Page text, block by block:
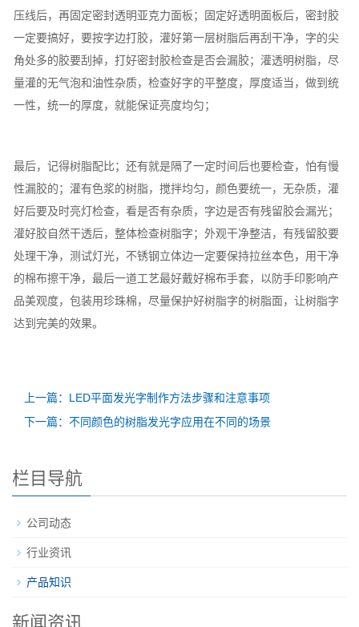
压线后，再固定密封透明亚克力面板；固定好透明面板后，密封胶
一定要搞好，要按字边打胶，灌好第一层树脂后再刮干净，字的尖
角处多的胶要刮掉，打好密封胶检查是否会漏胶；灌透明树脂，尽
量灌的无气泡和油性杂质，检查好字的平整度，厚度适当，做到统
一性，统一的厚度，就能保证亮度均匀；
最后，记得树脂配比；还有就是隔了一定时间后也要检查，怕有慢
性漏胶的；灌有色浆的树脂，搅拌均匀，颜色要统一，无杂质，灌
好后要及时亮灯检查，看是否有杂质，字边是否有残留胶会漏光；
灌好胶自然干透后，整体检查树脂字；外观干净整洁，有残留胶要
处理干净，测试灯光，不锈钢立体边一定要保持拉丝本色，用干净
的棉布擦干净，最后一道工艺最好戴好棉布手套，以防手印影响产
品美观度，包装用珍珠棉，尽量保护好树脂字的树脂面，让树脂字
达到完美的效果。
上一篇：LED平面发光字制作方法步骤和注意事项
下一篇：不同颜色的树脂发光字应用在不同的场景
栏目导航
公司动态
行业资讯
产品知识
新闻资讯